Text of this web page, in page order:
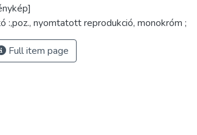
:,poz., nyomtatott reprodukció, monokróm ;
Full item page